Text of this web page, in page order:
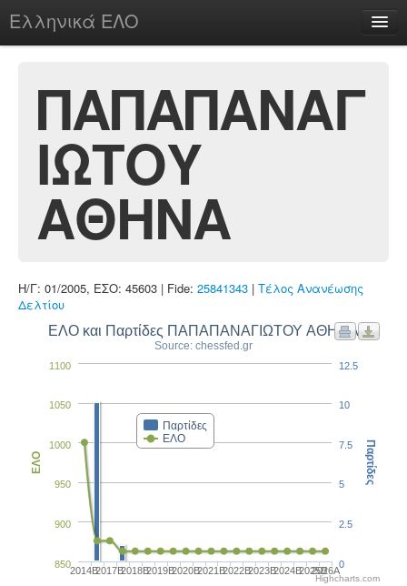
Ελληνικά ΕΛΟ
chesstu.be @ discord
Login
ΠΑΠΑΠΑΝΑΓ
ΙΩΤΟΥ
ΑΘΗΝΑ
Η/Γ: 01/2005, ΕΣΟ: 45603 | Fide: 25841343 | Τέλος Ανανέωσης
Δελτίου
ΕΛΟ και Παρτίδες ΠΑΠΑΠΑΝΑΓΙΩΤΟΥ ΑΘΗΝΑ
Source: chessfed.gr
Παρτίδες
ΕΛΟ
2014B2017B2018B2019B2020B2021B2022B2023B2024B2025B2026A
850
900
950
1000
1050
1100
ΕΛΟ
0
2.5
5
7.5
10
12.5
Παρτίδες
Highcharts.com